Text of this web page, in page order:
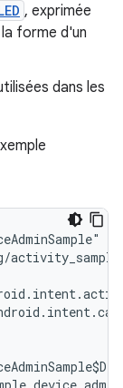
, exprimée
forme d'un
dans les